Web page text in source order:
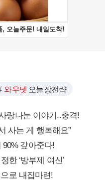
와우넷 오늘장전략
랑나눈 이야기..충격!
사는 게 행복해요”
90% 갚아준다!
한 ‘방부제 여신’
로 내집마련!